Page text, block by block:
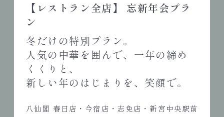
【 レストラン全店】
忘新年会プラ
ン
冬だけの特別プラン。
人気の中華を囲んで、一年の締め
くくりと、
新しい年のはじまりを、笑顔で。
八仙閣 春日店・今宿店・志免店・新宮中央駅前